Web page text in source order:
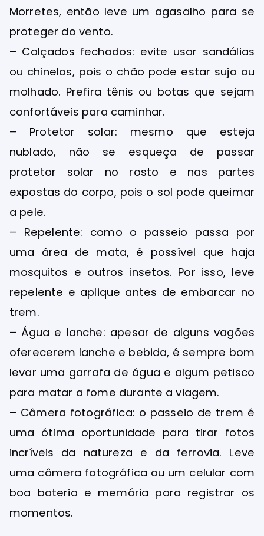
Morretes, então leve um agasalho para se
proteger do vento.
– Calçados fechados: evite usar sandálias
ou chinelos, pois o chão pode estar sujo ou
molhado. Prefira tênis ou botas que sejam
confortáveis para caminhar.
– Protetor solar: mesmo que esteja
nublado, não se esqueça de passar
protetor solar no rosto e nas partes
expostas do corpo, pois o sol pode queimar
a pele.
– Repelente: como o passeio passa por
uma área de mata, é possível que haja
mosquitos e outros insetos. Por isso, leve
repelente e aplique antes de embarcar no
trem.
– Água e lanche: apesar de alguns vagões
oferecerem lanche e bebida, é sempre bom
levar uma garrafa de água e algum petisco
para matar a fome durante a viagem.
– Câmera fotográfica: o passeio de trem é
uma ótima oportunidade para tirar fotos
incríveis da natureza e da ferrovia. Leve
uma câmera fotográfica ou um celular com
boa bateria e memória para registrar os
momentos.